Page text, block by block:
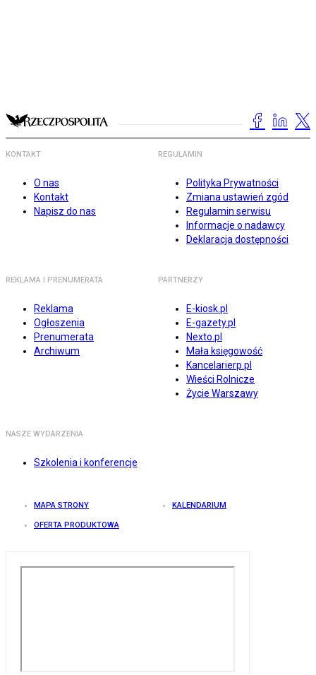
KONTAKT
O nas
Kontakt
Napisz do nas
REGULAMIN
Polityka Prywatności
Zmiana ustawień zgód
Regulamin serwisu
Informacje o nadawcy
Deklaracja dostępności
REKLAMA I PRENUMERATA
Reklama
Ogłoszenia
Prenumerata
Archiwum
PARTNERZY
E-kiosk.pl
E-gazety.pl
Nexto.pl
Mała księgowość
Kancelarierp.pl
Wieści Rolnicze
Życie Warszawy
NASZE WYDARZENIA
Szkolenia i konferencje
MAPA STRONY KALENDARIUM
OFERTA PRODUKTOWA